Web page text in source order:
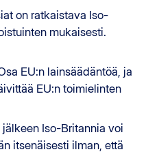
on ratkaistava Iso-
mukaisesti.
EU:n lainsäädäntöä, ja
EU:n toimielinten
Iso-Britannia voi
itsenäisesti ilman, että